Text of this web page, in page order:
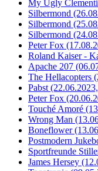
My Ugly
Silbermond
Silbermond
Silbermond
Peter Fox
Roland Kaiser -
Apache 207
The Hellacopters
Pabst
Peter Fox
Touché Amoré
Wrong Man
Boneflower
Postmodern
Sportfreunde
James Hersey